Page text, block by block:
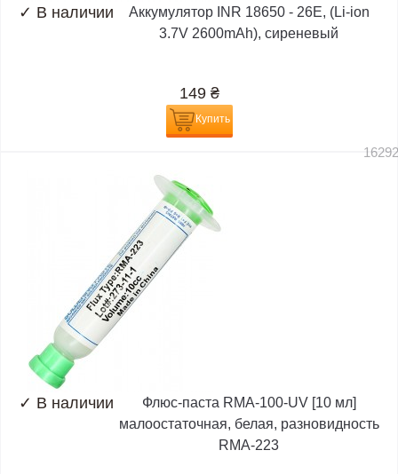
✓ В наличии
Аккумулятор INR 18650 - 26E, (Li-ion
3.7V 2600mAh), сиреневый
149 ₴
Купить
✓ В наличии
Флюс-паста RMA-100-UV [10 мл]
малоостаточная, белая, разновидность
RMA-223